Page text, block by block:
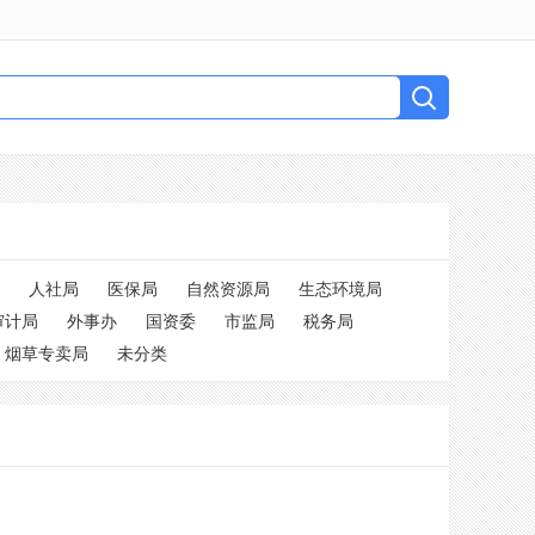
人社局 医保局 自然资源局
生态环境局
计局 外事办 国资委 市监局
税务局
烟草专卖局 未分类